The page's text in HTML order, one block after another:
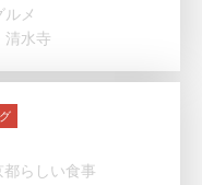
ルメ
清水寺
都らしい食事